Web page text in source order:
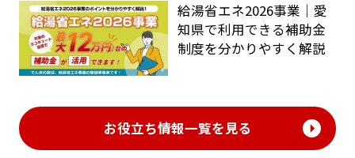
給湯省エネ2026事業｜愛
知県で利用できる補助金
制度を分かりやすく解説
お役立ち情報一覧を見る